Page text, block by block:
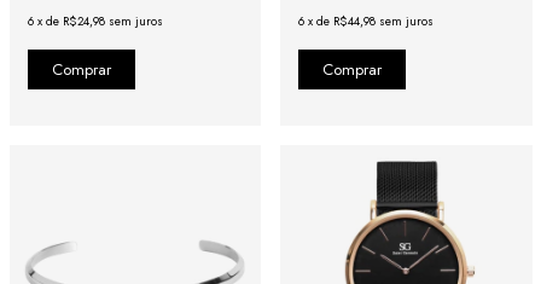
6 x de R$24,98 sem juros 6 x de R$44,98 sem juros